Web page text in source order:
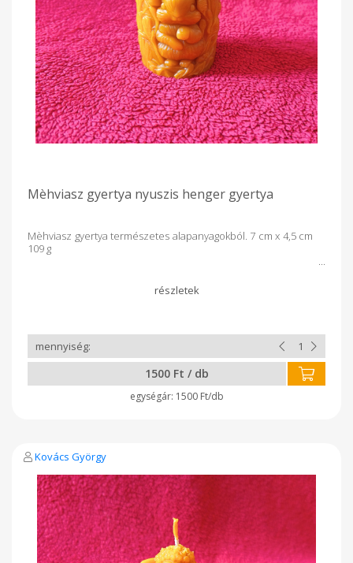
Mèhviasz gyertya nyuszis henger gyertya
Mèhviasz gyertya természetes alapanyagokból. 7 cm x 4,5 cm
109 g
1500 Ft / db
1500 Ft/db
Kovács György